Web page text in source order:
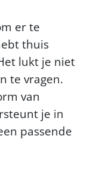
er te
thuis
lukt je niet
te vragen.
van
je in
passende